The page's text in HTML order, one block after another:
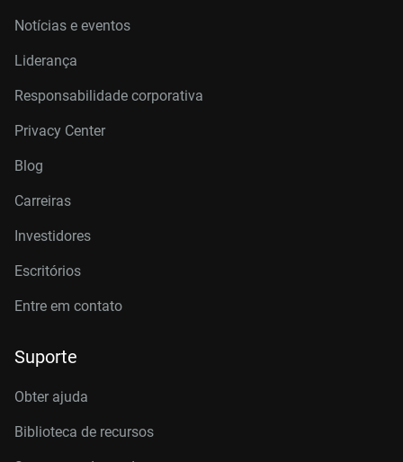
Notícias e eventos
Liderança
Responsabilidade corporativa
Privacy Center
Blog
Carreiras
Investidores
Escritórios
Entre em contato
Suporte
Obter ajuda
Biblioteca de recursos